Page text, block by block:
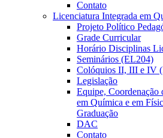
Contato
Licenciatura Integrada em
Projeto Político
Grade Curricular
Horário Disciplinas
Seminários (EL204)
Colóquios II, III e IV
Legislação
Equipe, Coordenação
em Química e em
Graduação
DAC
Contato